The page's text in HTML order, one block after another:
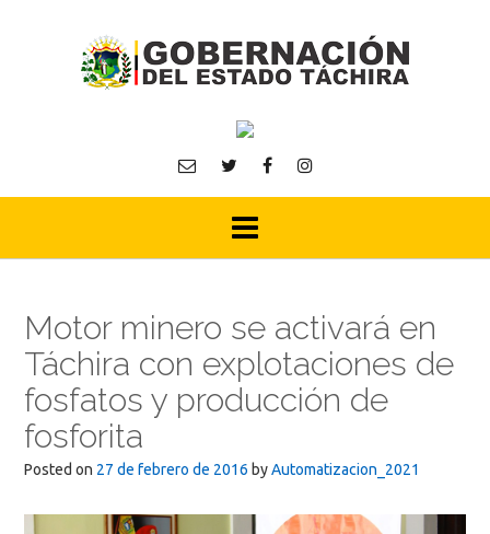
Motor minero se activará en
Táchira con explotaciones de
fosfatos y producción de
fosforita
Posted on 27 de febrero de 2016 byAutomatizacion_2021